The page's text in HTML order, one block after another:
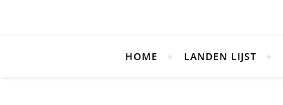
HOME LANDEN LIJST